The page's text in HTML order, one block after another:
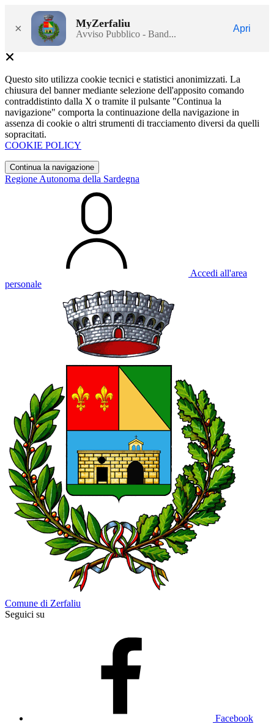
× MyZerfaliu
Avviso Pubblico - Band...
Apri
Questo sito utilizza cookie tecnici e statistici anonimizzati. La
chiusura del banner mediante selezione dell'apposito comando
contraddistinto dalla X o tramite il pulsante "Continua la
navigazione" comporta la continuazione della navigazione in
assenza di cookie o altri strumenti di tracciamento diversi da quelli
sopracitati.
COOKIE POLICY
Continua la navigazione
Regione Autonoma della Sardegna
Accedi all'area
personale
Comune di Zerfaliu
Seguici su
Facebook